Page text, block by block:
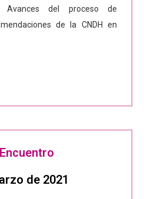
Avances del proceso de
de la CNDH en
de 2021